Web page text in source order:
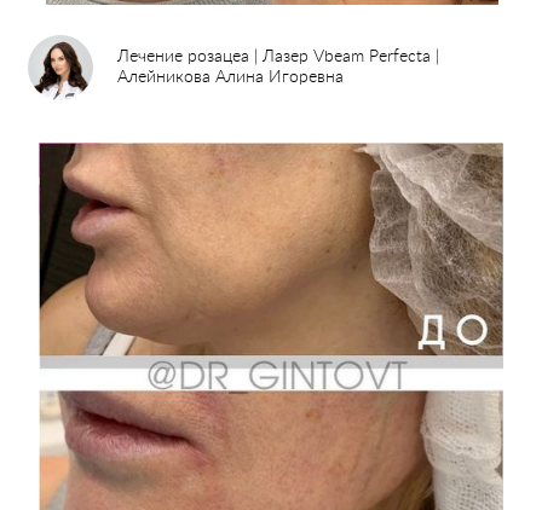
Лечение розацеа | Лазер Vbeam Perfecta |
Алейникова Алина Игоревна